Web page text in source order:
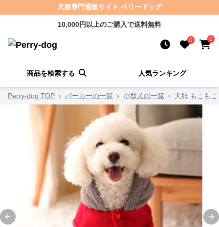
犬服専門通販サイト ペリードッグ
10,000円以上のご購入で送料無料
0 0
商品を検索する 人気ランキング
Perry-dog TOP › パーカーの一覧 › 小型犬の一覧 › 犬服 もこも
Previous slide